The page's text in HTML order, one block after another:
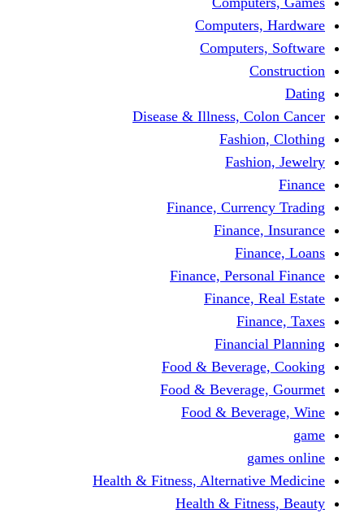
Disease & Illness,
Finance,
Finance,
Finance,
Food &
Food &
Food &
Health & Fitness,
Health &